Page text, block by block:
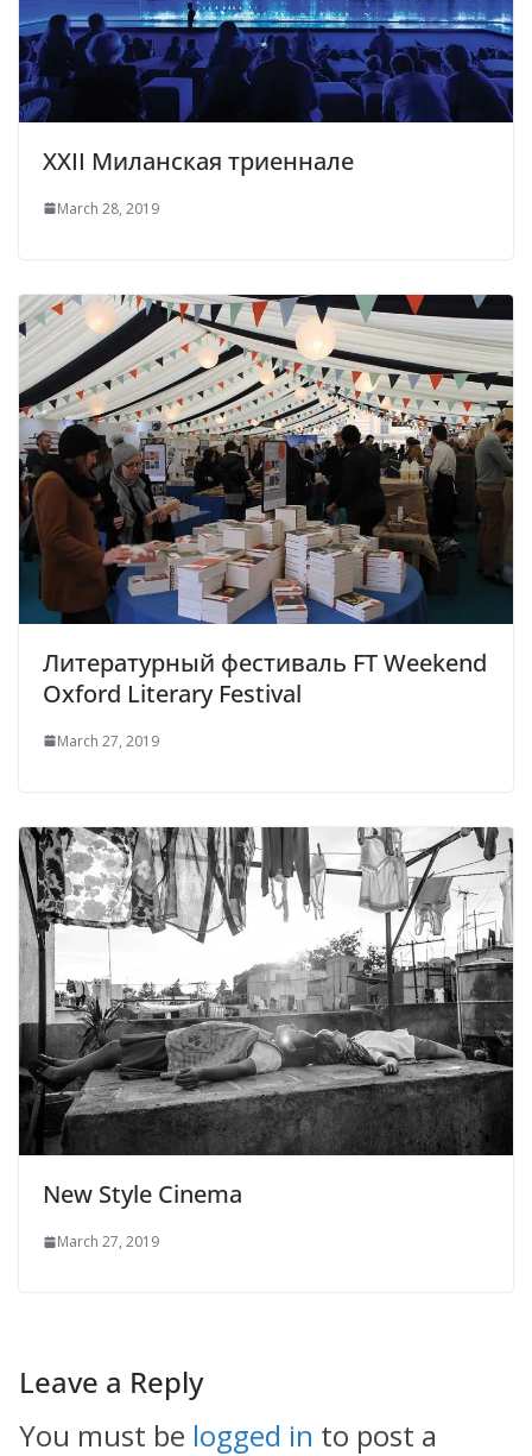
XXII Миланская триеннале
March 28, 2019
Литературный фестиваль FT Weekend
Oxford Literary Festival
March 27, 2019
New Style Cinema
March 27, 2019
Leave a Reply
You must be logged in to post a